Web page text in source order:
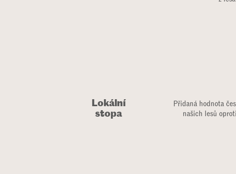
Lokální
stopa
Přidaná hodnota
našich lesů